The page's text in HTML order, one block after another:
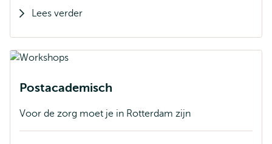
Lees verder
Postacademisch
Voor de zorg moet je in Rotterdam zijn